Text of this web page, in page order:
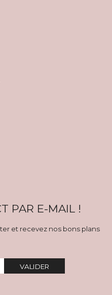
PAR E-MAIL !
et recevez nos bons plans
VALIDER